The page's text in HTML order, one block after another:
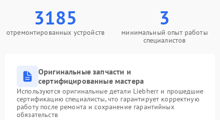
3185
отремонтированных устройств
3
минимальный опыт работы
специалистов
Оригинальные запчасти и
сертифицированные мастера
Используются оригинальные детали Liebherr и прошедшие
сертификацию специалисты, что гарантирует корректную
работу после ремонта и сохранение гарантийных
обязательств